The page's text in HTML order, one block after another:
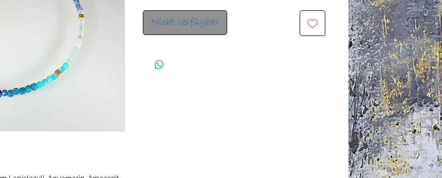
Nicht verfügbar